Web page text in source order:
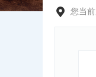
您当前